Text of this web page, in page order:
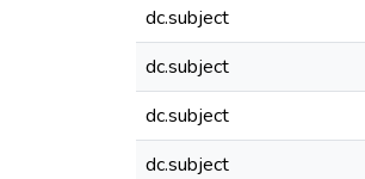
dc.subject
dc.subject
dc.subject
dc.subject